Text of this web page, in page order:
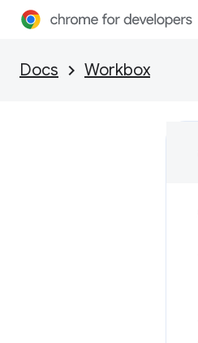
Docs Workbox